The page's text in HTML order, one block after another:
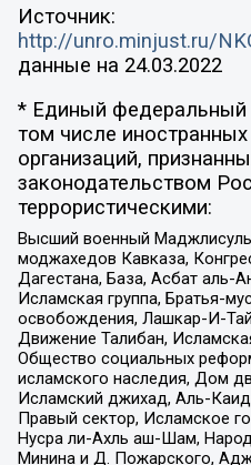
Источник:
http://unro.minjust.ru/
данные на 24.03.2022
* Единый федеральный
том числе
организаций,
законодательством
террористическими:
Высший военный
моджахедов Кавказа,
Дагестана, База, Асбат аль-
Исламская группа, Братья-
освобождения, Лашкар-И-
Движение Талибан,
Общество социальных
исламского наследия, Дом
Исламский джихад, Аль-
Правый сектор, Исламское
Нусра ли-Ахль аш-Шам,
Минина и Д. Пожарского,